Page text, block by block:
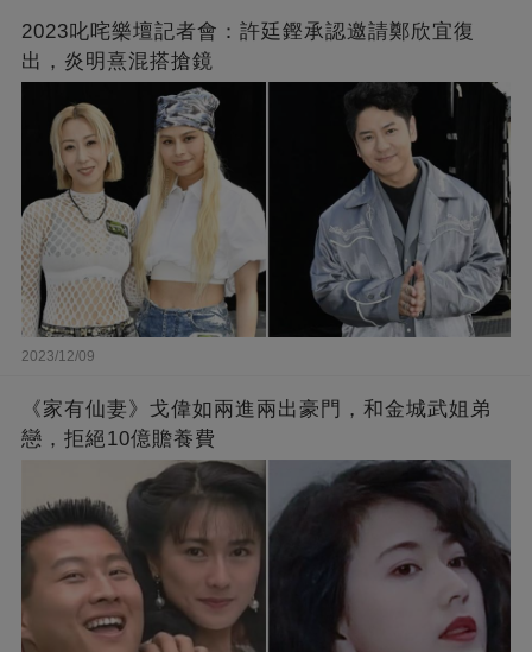
2023叱咤樂壇記者會：許廷鏗承認邀請鄭欣宜復
出，炎明熹混搭搶鏡
2023/12/09
《家有仙妻》戈偉如兩進兩出豪門，和金城武姐弟
戀，拒絕10億贍養費